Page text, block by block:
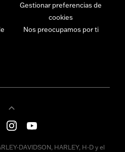
Gestionar preferencias de
cookies
Nos preocupamos por ti
DAVIDSON, HARLEY, H-D y el